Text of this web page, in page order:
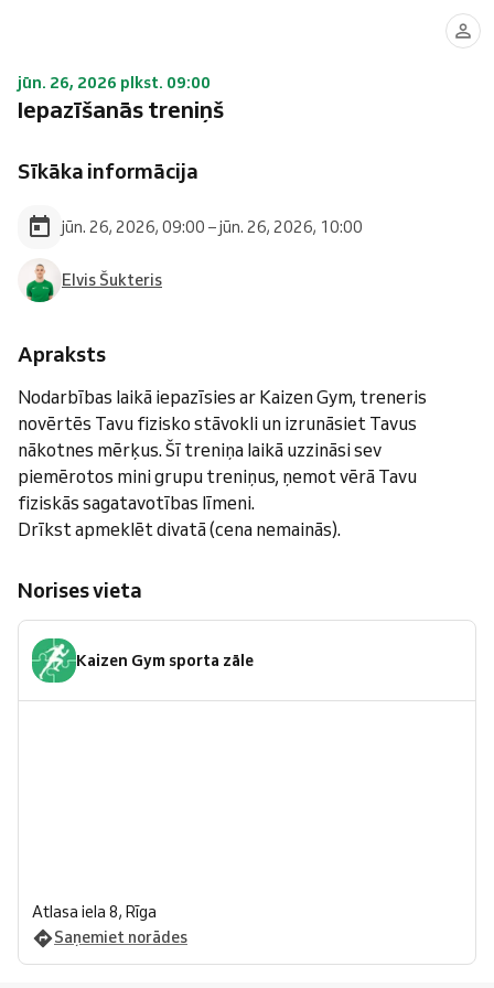
jūn. 26, 2026 plkst. 09:00
Iepazīšanās treniņš
Sīkāka informācija
jūn. 26, 2026, 09:00 – jūn. 26, 2026, 10:00
Elvis Šukteris
Apraksts
Nodarbības laikā iepazīsies ar Kaizen Gym, treneris
novērtēs Tavu fizisko stāvokli un izrunāsiet Tavus
nākotnes mērķus. Šī treniņa laikā uzzināsi sev
piemērotos mini grupu treniņus, ņemot vērā Tavu
fiziskās sagatavotības līmeni.
Drīkst apmeklēt divatā (cena nemainās).
Norises vieta
Kaizen Gym sporta zāle
Atlasa iela 8, Rīga
Saņemiet norādes